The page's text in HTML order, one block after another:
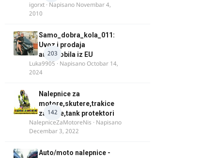
igorxt · Napisano Novembar 4,
2010
203
Samo_dobra_kola_011:
Uvoz i prodaja
automobila iz EU
Luka9905 · NapisanoOctobar 14,
2024
142
Nalepnice za
motore,skutere,trakice
za felne,tank protektori
NalepniceZaMotoreNis · Napisano
Decembar 3, 2022
Auto/moto nalepnice -